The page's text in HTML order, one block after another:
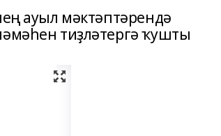
ауыл мәктәптәрендә
тиҙләтергә ҡушты